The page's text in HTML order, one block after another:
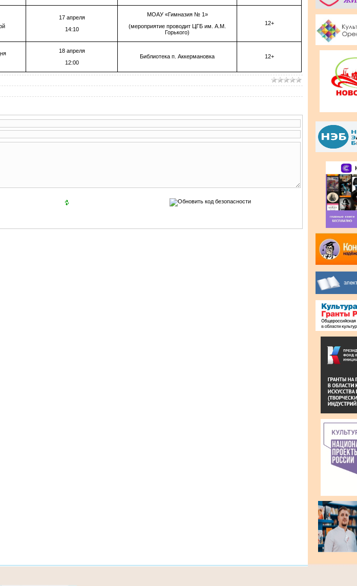
17 апреля
14:10
МОАУ «Гимназия № 1»
(мероприятие проводит ЦГБ им. А.М.
Горького)
12+
18 апреля
12:00
Библиотека п. Аккермановка 12+